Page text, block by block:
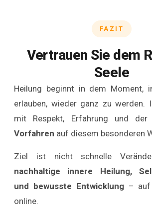
FAZIT
Vertrauen Sie dem
Seele
Heilung beginnt in dem Moment,
erlauben, wieder ganz zu werden.
mit Respekt, Erfahrung und der
Vorfahren auf diesem besonderen
Ziel ist nicht schnelle
nachhaltige innere Heilung,
und bewusste Entwicklung– auf
online.